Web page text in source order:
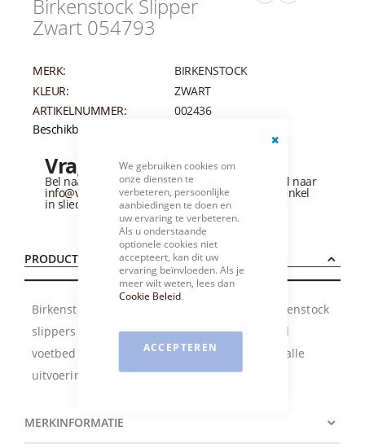
Bar
We gebruiken cookies om
onze diensten te
verbeteren, persoonlijke
aanbiedingen te doen en
uw ervaring te verbeteren.
Als u onderstaande
optionele cookies niet
accepteert, kan dit uw
ervaring beïnvloeden. Als je
meer wilt weten, lees dan
Cookie Beleid.
ACCEPTEREN
Birkenstock Slipper
Zwart 054793
MERK:
BIRKENSTOCK
KLEUR:
ZWART
ARTIKELNUMMER:
002436
Beschikbaarheid:
Vragen over dit product?
Bel naar +31 (0)184 - 412 135of stuur een e-mail naar
info@vandervliesschoenen.nlof bezoek onze winkel
in sliedrecht (Zie routebeschrijving).
PRODUCTBESCHRIJVING
Birkenstock 3-band slipper model Florida. Birkenstock
slippers hebben een anatomisch voorgevormd
voetbed wat gemaakt is van Kurk. Dit is de smalle
uitvoering geschikt voor de normale voet.
MERKINFORMATIE